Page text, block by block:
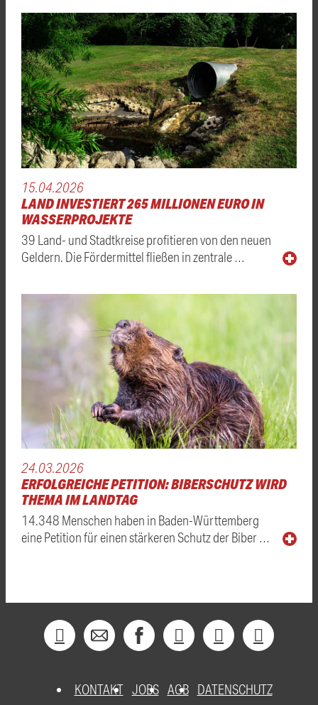
15.04.2026
LAND INVESTIERT 265 MILLIONEN EURO IN
WASSERPROJEKTE
39 Land- und Stadtkreise profitieren von den neuen
Geldern. Die Fördermittel fließen in zentrale …
24.03.2026
ERFOLGREICHE PETITION: BIBERSCHUTZ WIRD
THEMA IM LANDTAG
14.348 Menschen haben in Baden-Württemberg
eine Petition für einen stärkeren Schutz der Biber …
KONTAKT JOBS AGB DATENSCHUTZ